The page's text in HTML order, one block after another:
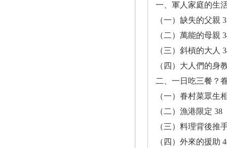
一、軍人家庭的生
（一）缺失的父親
（二）萬能的母親
（三）斜槓的大人
（四）大人們的身
二、一日吃三餐？
（一）眷村菜眾生
（二）漁港限定 38
（三）料理背後推
（四）外來的援助